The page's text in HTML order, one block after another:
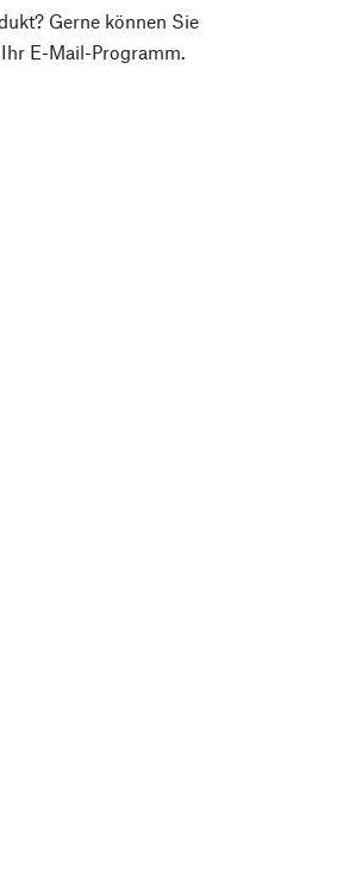
Gerne können Sie
E-Mail-Programm.